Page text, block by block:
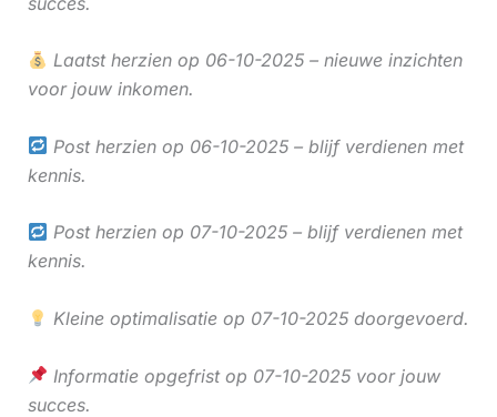
Laatst herzien op 06-10-2025 – nieuwe inzichten
voor jouw inkomen.
Post herzien op 06-10-2025 – blijf verdienen met
kennis.
Post herzien op 07-10-2025 – blijf verdienen met
kennis.
Kleine optimalisatie op 07-10-2025 doorgevoerd.
Informatie opgefrist op 07-10-2025 voor jouw
succes.